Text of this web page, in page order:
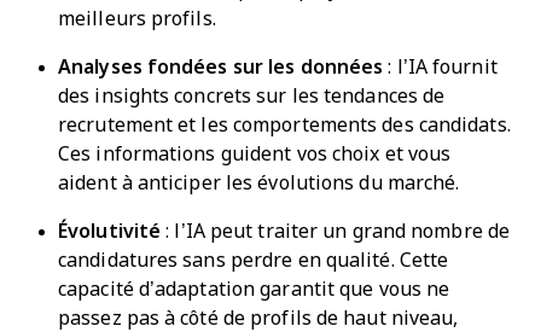
meilleurs profils.
Analyses fondées sur les données : l’IA fournit
des insights concrets sur les tendances de
recrutement et les comportements des candidats.
Ces informations guident vos choix et vous
aident à anticiper les évolutions du marché.
Évolutivité : l’IA peut traiter un grand nombre de
candidatures sans perdre en qualité. Cette
capacité d’adaptation garantit que vous ne
passez pas à côté de profils de haut niveau,